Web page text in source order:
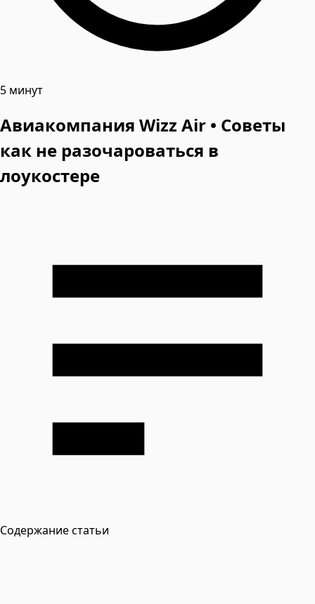
5 минут
Авиакомпания Wizz Air • Советы
как не разочароваться в
лоукостере
Содержание статьи